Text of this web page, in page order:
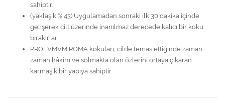
sahiptir.
(yaklaşık % 43) Uygulamadan sonraki ilk 30 dakika içinde
gelişerek cilt üzerinde inanılmaz derecede kalıcı bir koku
bırakırlar.
PROFVMVM ROMA kokuları, cilde temas ettiğinde zaman
zaman hâkim ve solmakta olan özlerini ortaya çıkaran
karmaşık bir yapıya sahiptir.